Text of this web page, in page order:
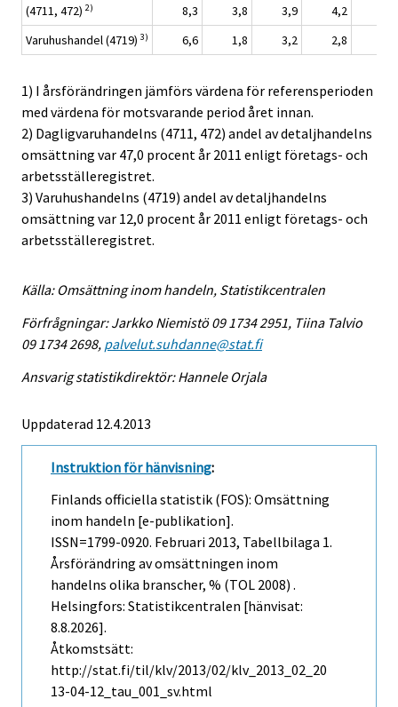
(4711, 472) 2) 8,3 3,8 3,9
4,2
Varuhushandel (4719) 3) 6,6 1,8 3,2 2,8
1) I årsförändringen jämförs värdena för referensperioden
med värdena för motsvarande period året innan.
2) Dagligvaruhandelns (4711, 472) andel av detaljhandelns
omsättning var 47,0 procent år 2011 enligt företags- och
arbetsställeregistret.
3) Varuhushandelns (4719) andel av detaljhandelns
omsättning var 12,0 procent år 2011 enligt företags- och
arbetsställeregistret.
Källa: Omsättning inom handeln, Statistikcentralen
Förfrågningar: Jarkko Niemistö 09 1734 2951, Tiina Talvio
09 1734 2698, palvelut.suhdanne@stat.fi
Ansvarig statistikdirektör: Hannele Orjala
Uppdaterad 12.4.2013
Instruktion för hänvisning:
Finlands officiella statistik (FOS): Omsättning
inom handeln [e-publikation].
ISSN=1799-0920. Februari 2013, Tabellbilaga 1.
Årsförändring av omsättningen inom
handelns olika branscher, % (TOL 2008) .
Helsingfors: Statistikcentralen [hänvisat:
8.8.2026].
Åtkomstsätt:
http://stat.fi/til/klv/2013/02/klv_2013_02_20
13-04-12_tau_001_sv.html